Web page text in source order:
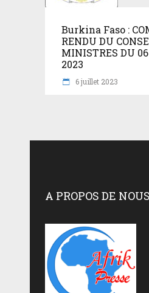
Burkina Faso :
RENDU DU
MINISTRES DU
2023
6 juillet 2023
A PROPOS DE NOUS